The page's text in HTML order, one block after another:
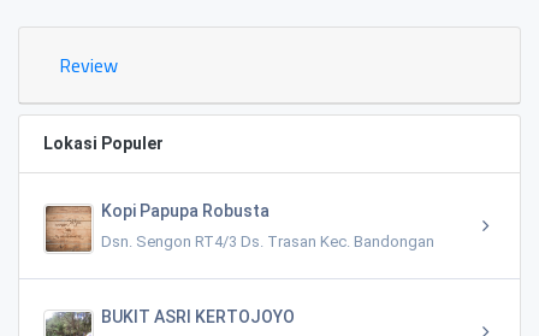
Review
Lokasi Populer
Kopi Papupa Robusta
Dsn. Sengon RT4/3 Ds. Trasan Kec. Bandongan
BUKIT ASRI KERTOJOYO